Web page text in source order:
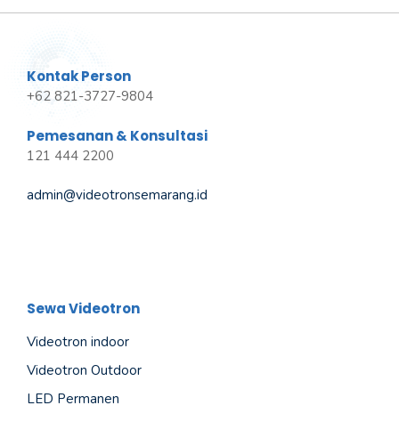
Kontak Person
+62 821-3727-9804
Pemesanan & Konsultasi
121 444 2200
admin@videotronsemarang.id
Sewa Videotron
Videotron indoor
Videotron Outdoor
LED Permanen